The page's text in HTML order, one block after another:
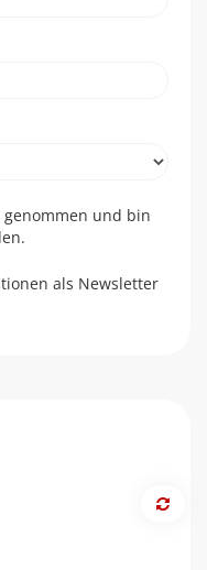
und bin
als Newsletter